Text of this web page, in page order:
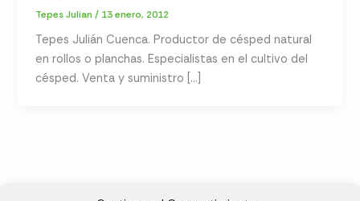
Tepes Julian/ 13 enero, 2012
Tepes Julián Cuenca. Productor de césped natural
en rollos o planchas. Especialistas en el cultivo del
césped. Venta y suministro […]